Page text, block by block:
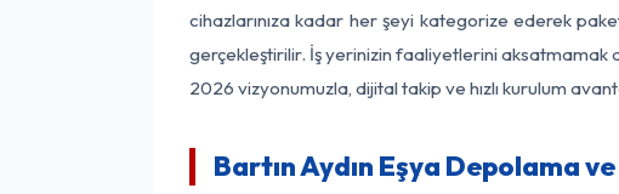
cihazlarınıza kadar her şeyi kategorize ederek
gerçekleştirilir. İş yerinizin faaliyetlerini aksatmamak
2026 vizyonumuzla, dijital takip ve hızlı kurulum
Bartın Aydın Eşya Depolama